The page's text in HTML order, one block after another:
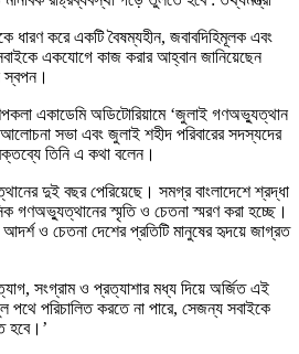
করে একটি বৈষম্যহীন, জবাবদিহিমূলক এবং
একযোগে কাজ করার আহ্বান জানিয়েছেন
স্বপন।
একাডেমি অডিটোরিয়ামে ‘জুলাই গণঅভ্যুত্থান
সভা এবং জুলাই শহীদ পরিবারের সদস্যদের
তিনি এ কথা বলেন।
দুই বছর পেরিয়েছে। সমগ্র বাংলাদেশে শ্রদ্ধা
গণঅভ্যুত্থানের স্মৃতি ও চেতনা স্মরণ করা হচ্ছে।
ও চেতনা দেশের প্রতিটি মানুষের হৃদয়ে জাগ্রত
সংগ্রাম ও প্রত্যাশার মধ্য দিয়ে অর্জিত এই
পরিচালিত করতে না পারে, সেজন্য সবাইকে
হবে।’